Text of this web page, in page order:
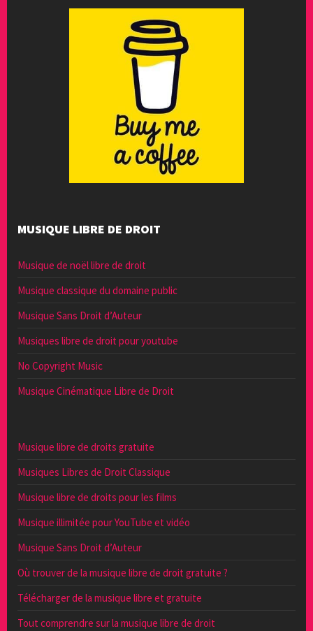
MUSIQUE LIBRE DE DROIT
Musique de noël libre de droit
Musique classique du domaine public
Musique Sans Droit d’Auteur
Musiques libre de droit pour youtube
No Copyright Music
Musique Cinématique Libre de Droit
Musique libre de droits gratuite
Musiques Libres de Droit Classique
Musique libre de droits pour les films
Musique illimitée pour YouTube et vidéo
Musique Sans Droit d’Auteur
Où trouver de la musique libre de droit gratuite ?
Télécharger de la musique libre et gratuite
Tout comprendre sur la musique libre de droit